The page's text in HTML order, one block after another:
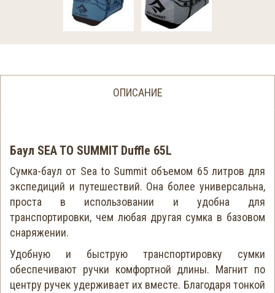
ОПИСАНИЕ
Баул SEA TO SUMMIT Duffle 65L
Сумка-баул от Sea to Summit объемом 65 литров для
экспедиций и путешествий. Она более универсальна,
проста в использовании и удобна для
транспортировки, чем любая другая сумка в базовом
снаряжении.
Удобную и быструю транспортировку сумки
обеспечивают ручки комфортной длины. Магнит по
центру ручек удерживает их вместе. Благодаря тонкой